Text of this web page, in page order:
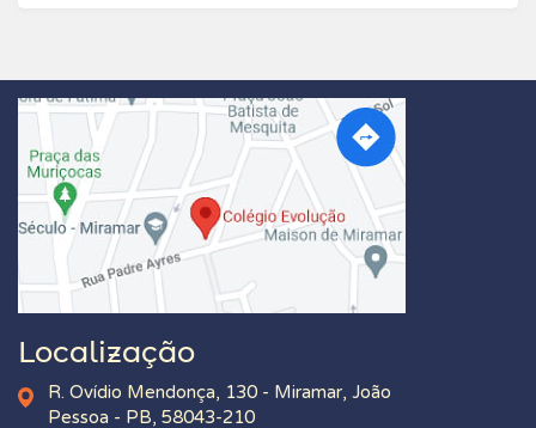
Localização
R. Ovídio Mendonça, 130 - Miramar, João
Pessoa - PB, 58043-210